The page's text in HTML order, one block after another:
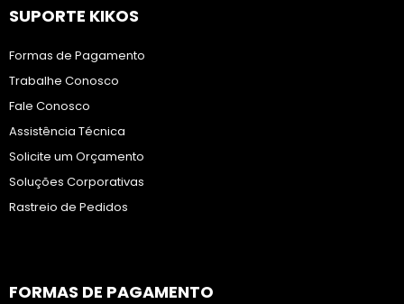
SUPORTE KIKOS
Formas de Pagamento
Trabalhe Conosco
Fale Conosco
Assistência Técnica
Solicite um Orçamento
Soluções Corporativas
Rastreio de Pedidos
FORMAS DE PAGAMENTO